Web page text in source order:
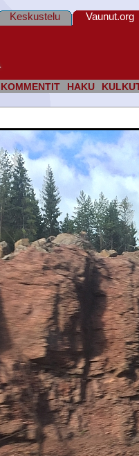
KOMMENTIT HAKU
Keskustelu Vaunut.org